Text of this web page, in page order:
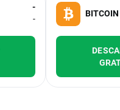
-
-
BITCOIN